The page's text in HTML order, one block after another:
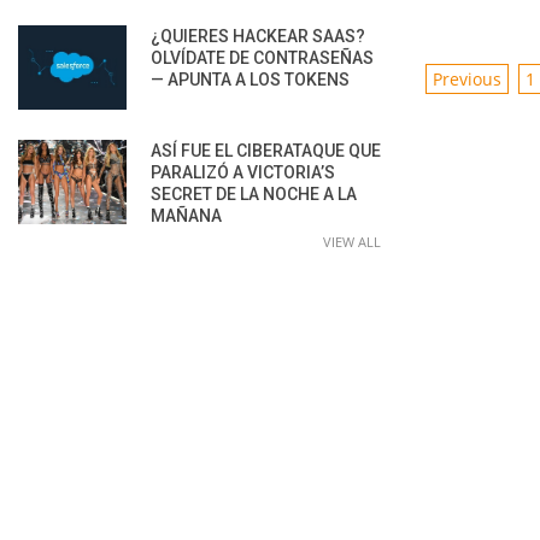
POSTS
Previous 1
¿QUIERES HACKEAR SAAS?
OLVÍDATE DE CONTRASEÑAS
— APUNTA A LOS TOKENS
ASÍ FUE EL CIBERATAQUE QUE
PARALIZÓ A VICTORIA’S
SECRET DE LA NOCHE A LA
MAÑANA
VIEW ALL